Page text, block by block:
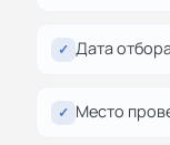
✓ Дата
✓ Место